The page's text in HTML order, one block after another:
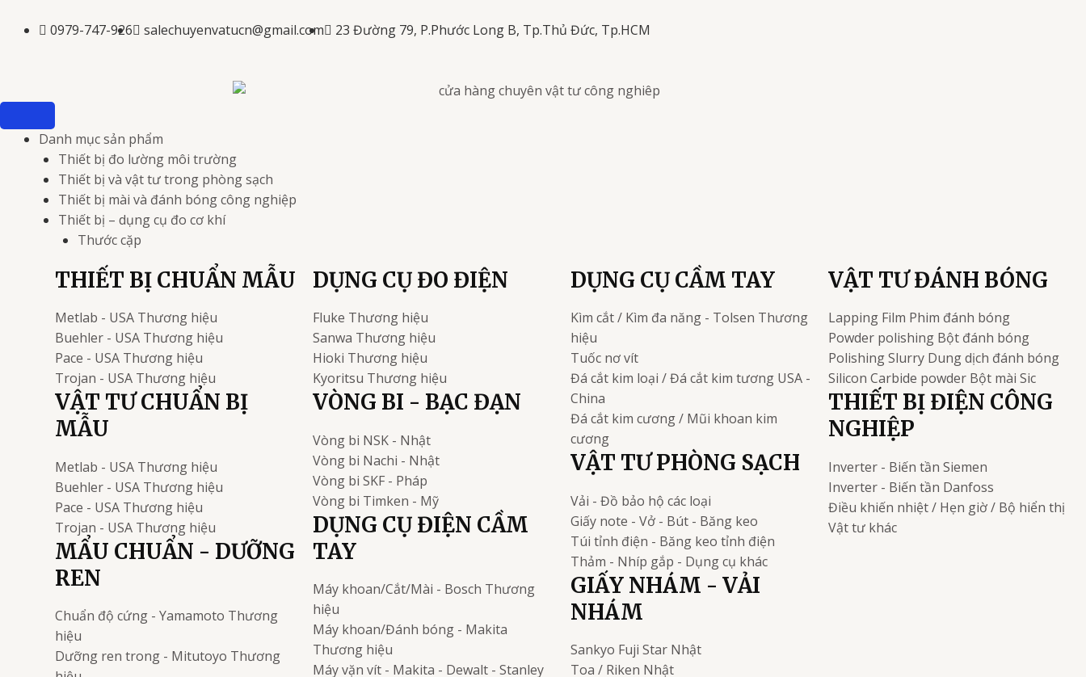
0979-747-926 salechuyenvatucn@gmail.com 23 Đường 79, P.Phước Long B, Tp.Thủ Đức, Tp.HCM
Danh mục sản phẩm
Thiết bị đo lường môi trường
Thiết bị và vật tư trong phòng sạch
Thiết bị mài và đánh bóng công nghiệp
Thiết bị – dụng cụ đo cơ khí
Thước cặp
THIẾT BỊ CHUẨN MẪU
Metlab - USA Thương hiệu
Buehler - USA Thương hiệu
Pace - USA Thương hiệu
Trojan - USA Thương hiệu
VẬT TƯ CHUẨN BỊ
MẪU
Metlab - USA Thương hiệu
Buehler - USA Thương hiệu
Pace - USA Thương hiệu
Trojan - USA Thương hiệu
MẨU CHUẨN - DƯỠNG
REN
Chuẩn độ cứng - Yamamoto Thương
hiệu
Dưỡng ren trong - Mitutoyo Thương
DỤNG CỤ ĐO ĐIỆN
Fluke Thương hiệu
Sanwa Thương hiệu
Hioki Thương hiệu
Kyoritsu Thương hiệu
VÒNG BI - BẠC ĐẠN
Vòng bi NSK - Nhật
Vòng bi Nachi - Nhật
Vòng bi SKF - Pháp
Vòng bi Timken - Mỹ
DỤNG CỤ ĐIỆN CẦM
TAY
Máy khoan/Cắt/Mài - Bosch Thương
hiệu
Máy khoan/Đánh bóng - Makita
Thương hiệu
Máy vặn vít - Makita - Dewalt - Stanley
DỤNG CỤ CẦM TAY
Kìm cắt / Kìm đa năng - Tolsen Thương
hiệu
Tuốc nơ vít
Đá cắt kim loại / Đá cắt kim tương USA -
China
Đá cắt kim cương / Mũi khoan kim
cương
VẬT TƯ PHÒNG SẠCH
Vải - Đồ bảo hộ các loại
Giấy note - Vở - Bút - Băng keo
Túi tỉnh điện - Băng keo tỉnh điện
Thảm - Nhíp gắp - Dụng cụ khác
GIẤY NHÁM - VẢI
NHÁM
Sankyo Fuji Star Nhật
Toa / Riken Nhật
VẬT TƯ ĐÁNH BÓNG
Lapping Film Phim đánh bóng
Powder polishing Bột đánh bóng
Polishing Slurry Dung dịch đánh bóng
Silicon Carbide powder Bột mài Sic
THIẾT BỊ ĐIỆN CÔNG
NGHIỆP
Inverter - Biến tần Siemen
Inverter - Biến tần Danfoss
Điều khiến nhiệt / Hẹn giờ / Bộ hiển thị
Vật tư khác